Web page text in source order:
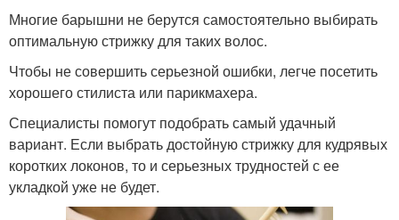
Многие барышни не берутся самостоятельно выбирать
оптимальную стрижку для таких волос.
Чтобы не совершить серьезной ошибки, легче посетить
хорошего стилиста или парикмахера.
Специалисты помогут подобрать самый удачный
вариант. Если выбрать достойную стрижку для кудрявых
коротких локонов, то и серьезных трудностей с ее
укладкой уже не будет.